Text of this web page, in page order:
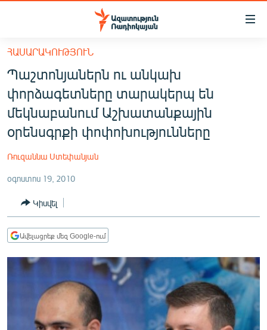
Մատչելիության
հիմնական
բովանդակությանը
Անցնել
հիմնական
մենյուին
Որոնում
ՀԱՅԱՍՏԱՆ
ՔԱՂԱՔԱԿԱՆ
ԸՆՏՐՈՒԹՅՈՒՆՆԵՐ 2026
ՊԱՏԵՐԱԶՄԻ 6 ՇԱԲԱԹՆԵՐԸ
ՏԱՐԱԾԱՇՐՋԱՆ
ՄԻՋԱԶԳԱՅԻՆ
ՄՇԱԿՈՒՅԹ
ՍՊՈՐՏ
ՀԱՍԱՐԱԿՈՒԹՅՈՒՆ
Պաշտոնյաներն ու անկախ
փորձագետները տարակերպ են
մեկնաբանում Աշխատանքային
օրենսգրքի փոփոխությունները
Ռուզաննա Ստեփանյան
օգոստոս 19, 2010
Կիսվել
Ավելացրեք մեզ Google-ում